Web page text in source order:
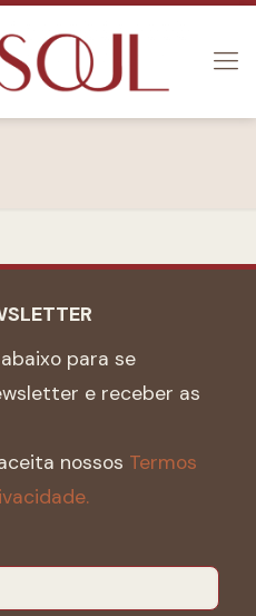
para se
e receber as
nossos Termos